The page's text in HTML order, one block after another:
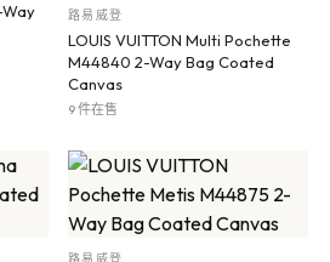
Way
路易威登
LOUIS VUITTON Multi Pochette
M44840 2-Way Bag Coated
Canvas
9 件在售